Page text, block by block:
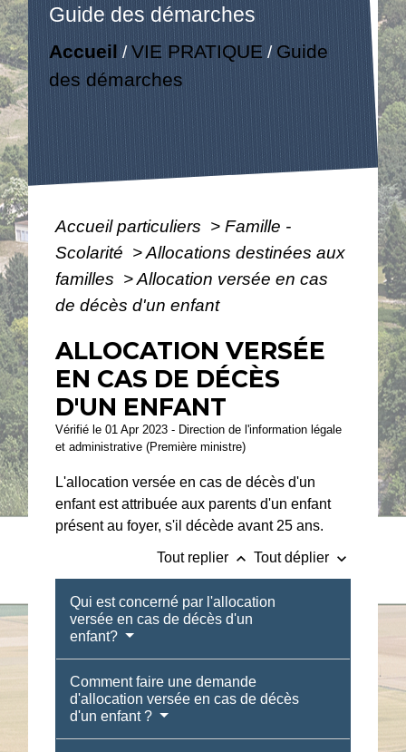
Guide des démarches
Accueil /VIE PRATIQUE / Guide
des démarches
Accueil particuliers > Famille -
Scolarité >Allocations destinées aux
familles >Allocation versée en cas
de décès d'un enfant
ALLOCATION VERSÉE
EN CAS DE DÉCÈS
D'UN ENFANT
Vérifié le 01 Apr 2023 - Direction de l'information légale
et administrative (Première ministre)
L'allocation versée en cas de décès d'un
enfant est attribuée aux parents d'un enfant
présent au foyer, s'il décède avant 25 ans.
Tout replier keyboard_arrow_up Tout déplier keyboard_arrow_down
Qui est concerné par l'allocation
versée en cas de décès d'un
enfant?
Comment faire une demande
d'allocation versée en cas de décès
d'un enfant ?